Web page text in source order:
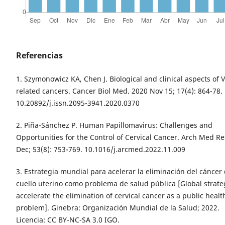
Referencias
1. Szymonowicz KA, Chen J. Biological and clinical aspects of
related cancers. Cancer Biol Med. 2020 Nov 15; 17(4): 864-78.
10.20892/j.issn.2095-3941.2020.0370
2. Piña-Sánchez P. Human Papillomavirus: Challenges and
Opportunities for the Control of Cervical Cancer. Arch Med
Dec; 53(8): 753-769. 10.1016/j.arcmed.2022.11.009
3. Estrategia mundial para acelerar la eliminación del cáncer
cuello uterino como problema de salud pública [Global
accelerate the elimination of cervical cancer as a public
problem]. Ginebra: Organización Mundial de la Salud; 2022.
Licencia: CC BY-NC-SA 3.0 IGO.